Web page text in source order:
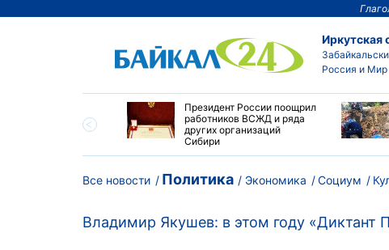
Иркутская
Россия и Мир
Президент России поощрил
работников ВСЖД и ряда
других организаций
Сибири
Все новости Политика Экономика Социум
Владимир Якушев: в этом году